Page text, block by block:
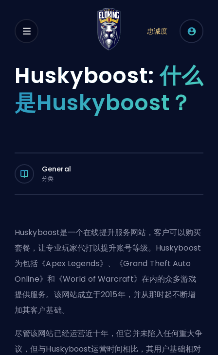
忠诚度
Huskyboost: 什么
是Huskyboost？
General
分类
Huskyboost是一个在线提升服务网站，客户可以购买
套餐，让专业玩家代打以提升账号等级。Huskyboost
为包括《Apex Legends》、《Grand Theft Auto
Online》和《World of Warcraft》在内的众多游戏
提供服务。该网站成立于2015年，并从那时起不断增
加其客户基础。
尽管该网站已经运营近十年，但它并未陷入任何重大争
议，但与Huskyboost运营时间相比，其用户基础相对